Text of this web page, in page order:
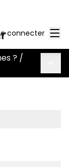
Se connecter
? /